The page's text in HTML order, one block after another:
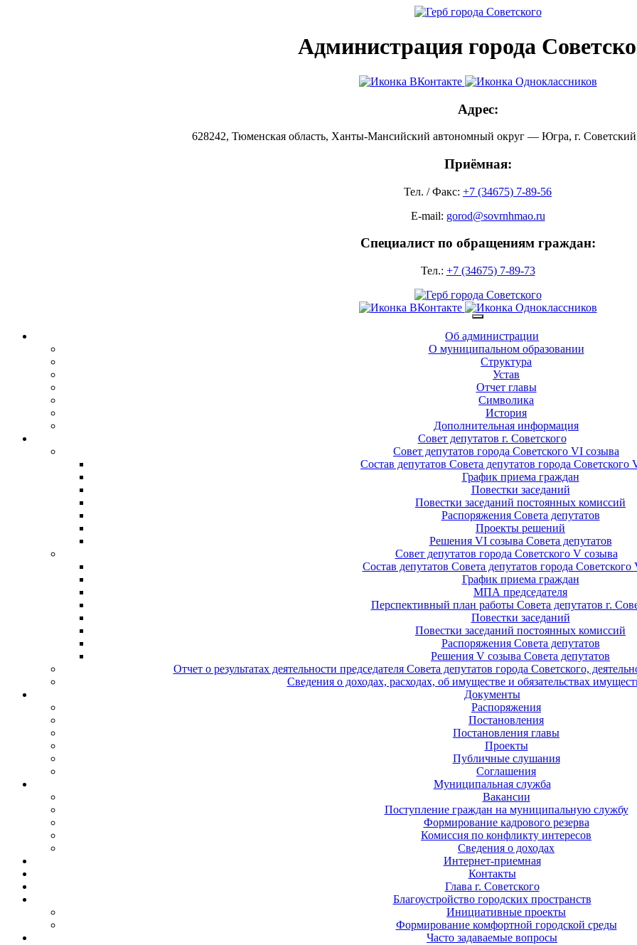
Администрация города
Адрес:
628242, Тюменская область, Ханты-Мансийский автономный округ — Югра, г.
Приёмная:
Тел. / Факс: +7 (34675) 7-89-56
E-mail: gorod@sovrnhmao.ru
Специалист по обращениям граждан:
Тел.: +7 (34675) 7-89-73
Об администрации
О муниципальном образовании
Структура
Устав
Отчет главы
Символика
История
Дополнительная информация
Совет депутатов г. Советского
Совет депутатов города Советского VI созыва
Состав депутатов Совета депутатов города Советского
График приема граждан
Повестки заседаний
Повестки заседаний постоянных комиссий
Распоряжения Совета депутатов
Проекты решений
Решения VI созыва Совета депутатов
Совет депутатов города Советского V созыва
Состав депутатов Совета депутатов города Советского
График приема граждан
МПА председателя
Перспективный план работы Совета депутатов г.
Повестки заседаний
Повестки заседаний постоянных комиссий
Распоряжения Совета депутатов
Решения V созыва Совета депутатов
Отчет о результатах деятельности председателя Совета депутатов города Советского,
Сведения о доходах, расходах, об имуществе и обязательствах
Документы
Распоряжения
Постановления
Постановления главы
Проекты
Публичные слушания
Соглашения
Муниципальная служба
Вакансии
Поступление граждан на муниципальную службу
Формирование кадрового резерва
Комиссия по конфликту интересов
Сведения о доходах
Интернет-приемная
Контакты
Глава г. Советского
Благоустройство городских пространств
Инициативные проекты
Формирование комфортной городской среды
Часто задаваемые вопросы